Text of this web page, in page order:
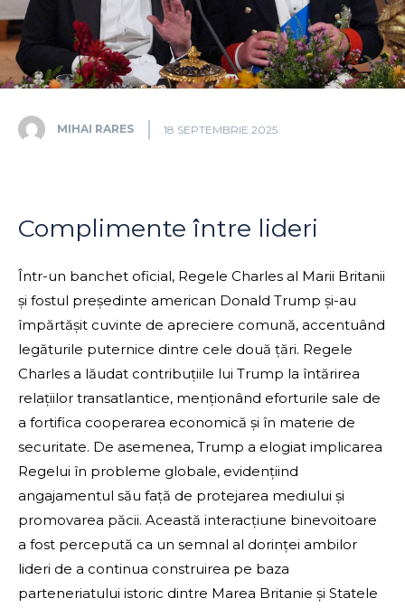
MIHAI RARES 18 SEPTEMBRIE 2025
Complimente între lideri
Într-un banchet oficial, Regele Charles al Marii Britanii
și fostul președinte american Donald Trump și-au
împărtășit cuvinte de apreciere comună, accentuând
legăturile puternice dintre cele două țări. Regele
Charles a lăudat contribuțiile lui Trump la întărirea
relațiilor transatlantice, menționând eforturile sale de
a fortifica cooperarea economică și în materie de
securitate. De asemenea, Trump a elogiat implicarea
Regelui în probleme globale, evidențiind
angajamentul său față de protejarea mediului și
promovarea păcii. Această interacțiune binevoitoare
a fost percepută ca un semnal al dorinței ambilor
lideri de a continua construirea pe baza
parteneriatului istoric dintre Marea Britanie și Statele